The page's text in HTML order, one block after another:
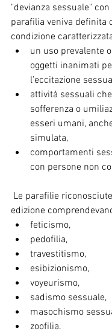
"devianza sessuale"
parafilia veniva definita
condizione
un uso prevalente
oggetti inanimati
l’eccitazione
attività sessuali
sofferenza o
esseri umani,
simulata,
comportamenti
con persone non
edizione
feticismo,
pedofilia,
travestitismo,
esibizionismo,
voyeurismo,
sadismo sessuale,
masochismo
zoofilia.